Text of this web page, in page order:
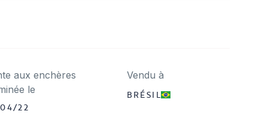
aux enchères
le
22
Vendu à
BRÉSIL